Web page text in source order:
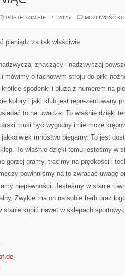
POSTED ON SIE - 7 - 2025
MOŻLIWOŚĆ
pieniądz za tak właściwie
znaczący i nadzwyczaj
mówimy o fachowym stroju do piłki
spodenki i bluza z numerem na
kolory i jaki klub jest reprezentowany
to na uwadze. To właśnie dzięki
musi być wygodny i nie może
mnóstwo biegamy. To jest
To właśnie dzięki temu jesteśmy w
gorzej gramy, tracimy na prędkości i
powinniśmy na to zwracać uwagę
niepewności. Jesteśmy w stanie
Zwykle ma on na sobie herb oraz
stanie kupić nawet w sklepach